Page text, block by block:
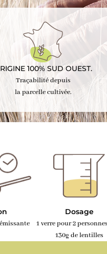
100% SUD OUEST.
Traçabilité depuis
la parcelle cultivée.
Dosage
1 verre pour 2
130g de lentilles